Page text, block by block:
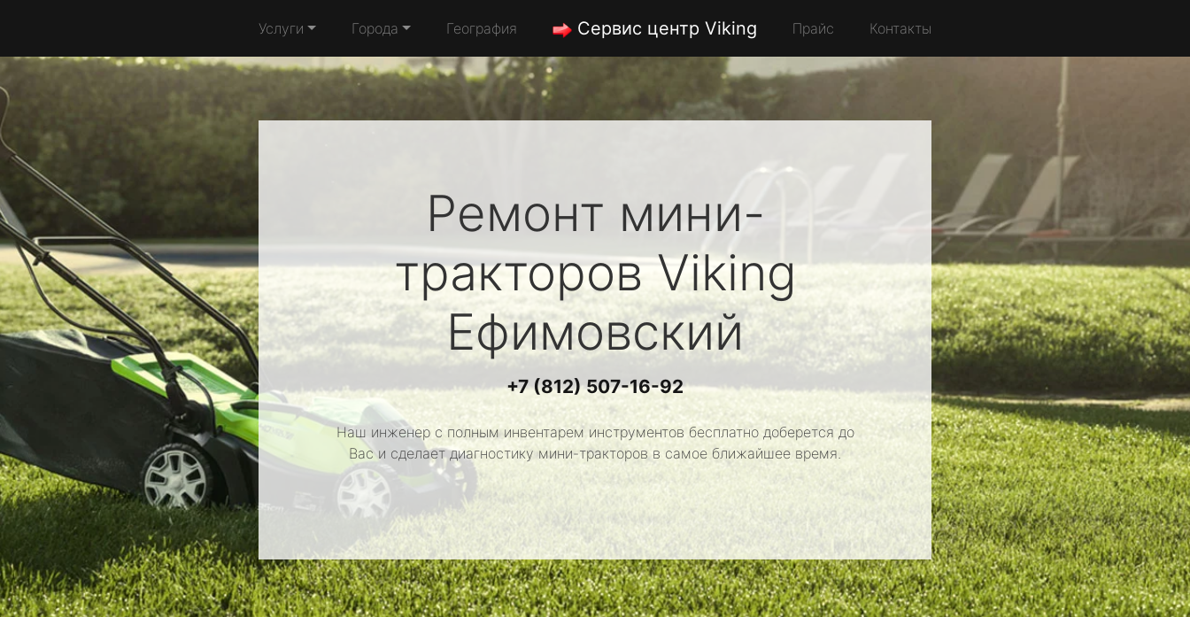
Услуги Города География Сервис центр Viking Прайс Контакты
Ремонт мини-
тракторовViking
Ефимовский
+7 (812) 507-16-92
Наш инженер с полным инвентарем инструментов бесплатно доберется до
Вас и сделает диагностику мини-тракторов в самое ближайшее время.